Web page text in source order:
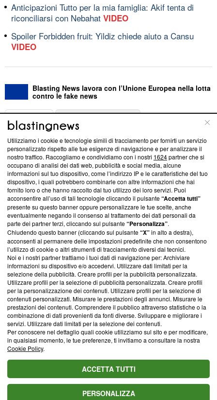
Anticipazioni Tutto per la mia famiglia: Akif tenta di
riconciliarsi con Nebahat VIDEO
Spoiler Forbidden fruit: Yildiz chiede aiuto a Cansu
VIDEO
Blasting News lavora con l’Unione Europea nella lotta
contro le fake news
ABOUT
Questa sezione offre informazioni trasparenti su Blasting
News, sui nostri processi editoriali e su come ci impegniamo a
creare news di qualità. Inoltre, afferma la nostra aderenza a
‘Trust Project - News with Integrity’Blasting News non è
ancora membro del programma, ma ha richiesto di farne
parte; Trust Project non ha ancora effettuato una verifica di
conformità agli standard.
Su di noi
Team editoriale
Corporate
Redazione
Informativa Privacy
Cookie Policy
Blasting SA, IDI CHE-247.845.224, Via Carlo Frasca, 3 - 6900
Lugano (Svizzera) Tel:+39 0690258937
© 2026 Blasting News
Utilizziamo i cookie e tecnologie simili di tracciamento per fornirti un servizio
personalizzato rispetto alle tue esigenze di navigazione e per analizzare il
nostro traffico. Raccogliamo e condividiamo con i nostri 1624partner che si
occupano di analisi dei dati web, pubblicità e social media, alcune
informazioni sul tuo dispositivo, come l’indirizzo IP e le caratteristiche del tuo
dispositivo, i quali potrebbero combinarle con altre informazioni che hai
fornito loro o che hanno raccolto dal tuo utilizzo dei loro servizi. Puoi
acconsentire all’uso di tali tecnologie cliccando il pulsante“Accetta tutti”
presente su questo banner oppure personalizzare le tue scelte, anche
eventualmente negando il consenso al trattamento dei dati personali da
parte dei partner terzi, cliccando sul pulsante“Personalizza”.
Chiudendo questo banner (cliccando sul pulsante“X”in alto a destra),
acconsenti al permanere delle impostazioni predefinite che non consentono
l’utilizzo di cookie o altri strumenti di tracciamento diversi dai tecnici.
Noi e i nostri partner trattiamo i tuoi dati di navigazione per: Archiviare
informazioni su dispositivo e/o accedervi. Utilizzare dati limitati per la
selezione della pubblicità. Creare profili per la pubblicità personalizzata.
Utilizzare profili per la selezione di pubblicità personalizzata. Creare profili
per la personalizzazione dei contenuti. Utilizzare profili per la selezione di
contenuti personalizzati. Misurare le prestazioni degli annunci. Misurare le
prestazioni dei contenuti. Comprendere il pubblico attraverso statistiche o la
combinazione di dati provenienti da fonti diverse. Sviluppare e migliorare i
servizi. Utilizzare dati limitati per la selezione dei contenuti.
Per conoscere nel dettaglio quali cookie utilizziamo sul sito e per modificare,
in qualsiasi momento, le tue preferenze, ti invitiamo a consultare la nostra
Cookie Policy.
ACCETTA TUTTI
PERSONALIZZA